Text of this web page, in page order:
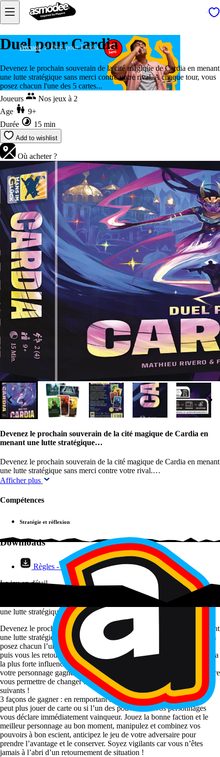
Accueil Duel pour Cardia
Duel pour Cardia
Devenez le prochain souverain de la cité magique de Cardia en menant
une lutte stratégique sans merci contre votre rival. A chaque tour, vous
posez chacun l'une des 5 cartes...
Joueurs
Nos jeux à 2
Age
9+
Durée
15 min
Add to wishlist
Où acheter ?
Devenez le prochain souverain de la cité magique de Cardia en
menant une lutte stratégique…
Devenez le prochain souverain de la cité magique de Cardia en menant
une lutte stratégique sans merci contre votre rival.…
Afficher plus
Compétences
Stratégie et réflexion
Downloads
Règles - Variante 4 joueurs
Le jeu en détail
une lutte stratégique…
Devenez le prochain souverain de la cité magique de Cardia en menant
une lutte stratégique sans merci contre votre rival. A chaque tour, vous
posez chacun l’une des 5 cartes de votre main, d’abord face cachée,
puis vous les retournez en même temps. Si la carte que vous dévoilez a
la plus forte influence, vous remportez ce duel. Mais si vous perdez,
votre personnage gagne le droit d’activer ses pouvoirs… et va peut-être
vous permettre de changer l’issue de ce duel, des précédents ou des
suivants !
3 façons de gagner : en remportant 5 sceaux, si votre adversaire ne
peut plus jouer de carte ou si l’un des pouvoirs de vos personnages
vous déclare immédiatement vainqueur. Jouez la bonne faction et le
meilleur personnage au bon moment, manipulez et combinez vos
pouvoirs à bon escient, anticipez le jeu de votre adversaire pour
prendre l’avantage et le conserver. Soyez vigilants car vous n’êtes
jamais à l’abri d’un retournement de situation !